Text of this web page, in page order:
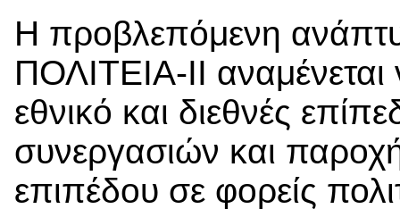
Η προβλεπόμενη
ΠΟΛΙΤΕΙΑ-ΙΙ αναμένεται
εθνικό και διεθνές
συνεργασιών και
επιπέδου σε φορείς